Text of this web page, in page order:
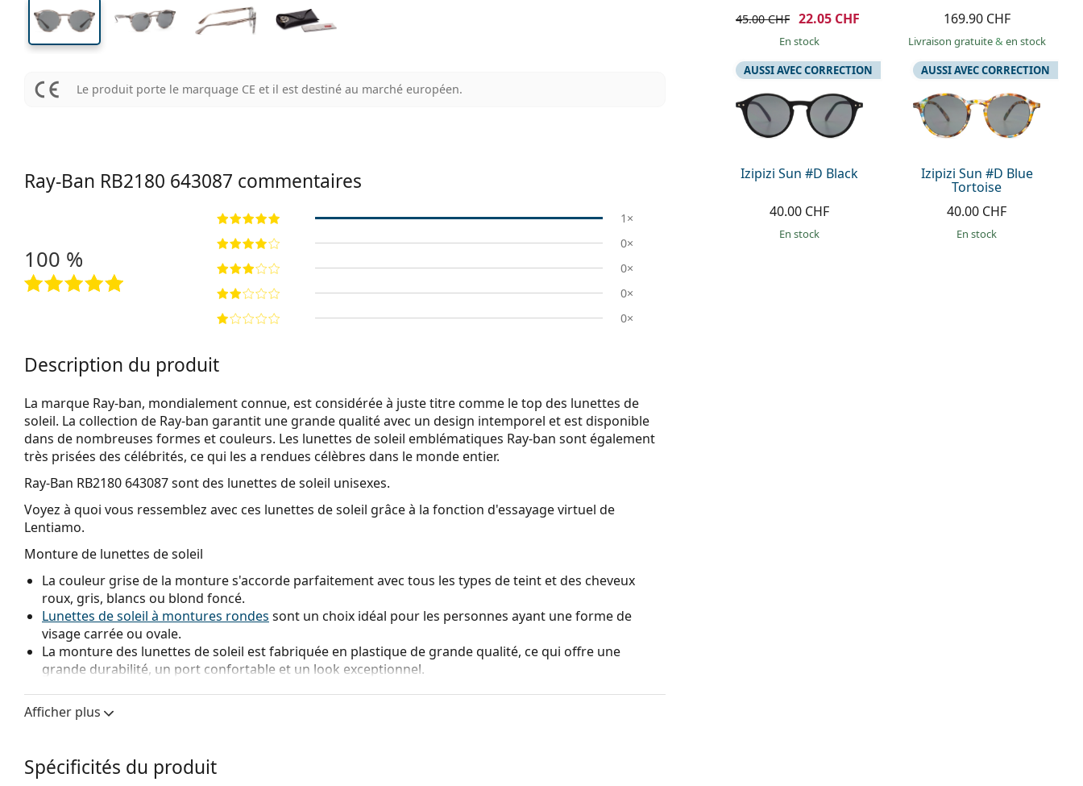
Le produit porte le marquage CE et il est destiné au marché européen.
45.00 CHF 22.05 CHF
en stock
169.90 CHF
Livraison gratuite& en stock
Izipizi Sun #D Black
AUSSI AVEC CORRECTION
40.00 CHF
en stock
Izipizi Sun #D Blue
Tortoise
AUSSI AVEC CORRECTION
40.00 CHF
en stock
Ray-Ban RB2180 643087 commentaires
100 %
1×
0×
0×
0×
0×
Description du produit
La marque Ray-ban, mondialement connue, est considérée à juste titre comme le top des lunettes de
soleil. La collection de Ray-ban garantit une grande qualité avec un design intemporel et est disponible
dans de nombreuses formes et couleurs. Les lunettes de soleil emblématiques Ray-ban sont également
très prisées des célébrités, ce qui les a rendues célèbres dans le monde entier.
Ray-Ban RB2180 643087sont des lunettes de soleil unisexes.
Voyez à quoi vous ressemblez avec ces lunettes de soleil grâce à la fonction d'essayage virtuel de
Lentiamo.
Monture de lunettes de soleil
La couleur grise de la monture s'accorde parfaitement avec tous les types de teint et des cheveux
roux, gris, blancs ou blond foncé.
Lunettes de soleil à montures rondes sont un choix idéal pour les personnes ayant une forme de
visage carrée ou ovale.
La monture des lunettes de soleil est fabriquée en plastique de grande qualité, ce qui offre une
grande durabilité, un port confortable et un look exceptionnel.
Verre de lunettes de soleil
Les verres gris réduisent l'intensité de la lumière sans affecter le contraste ni déformer les couleurs.
fissures.
Les lunettes de soleil ont une protection UV 400, ce qui assure une protection à 100% contre les
Afficher plus
Spécificités du produit